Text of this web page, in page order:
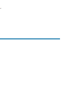
.